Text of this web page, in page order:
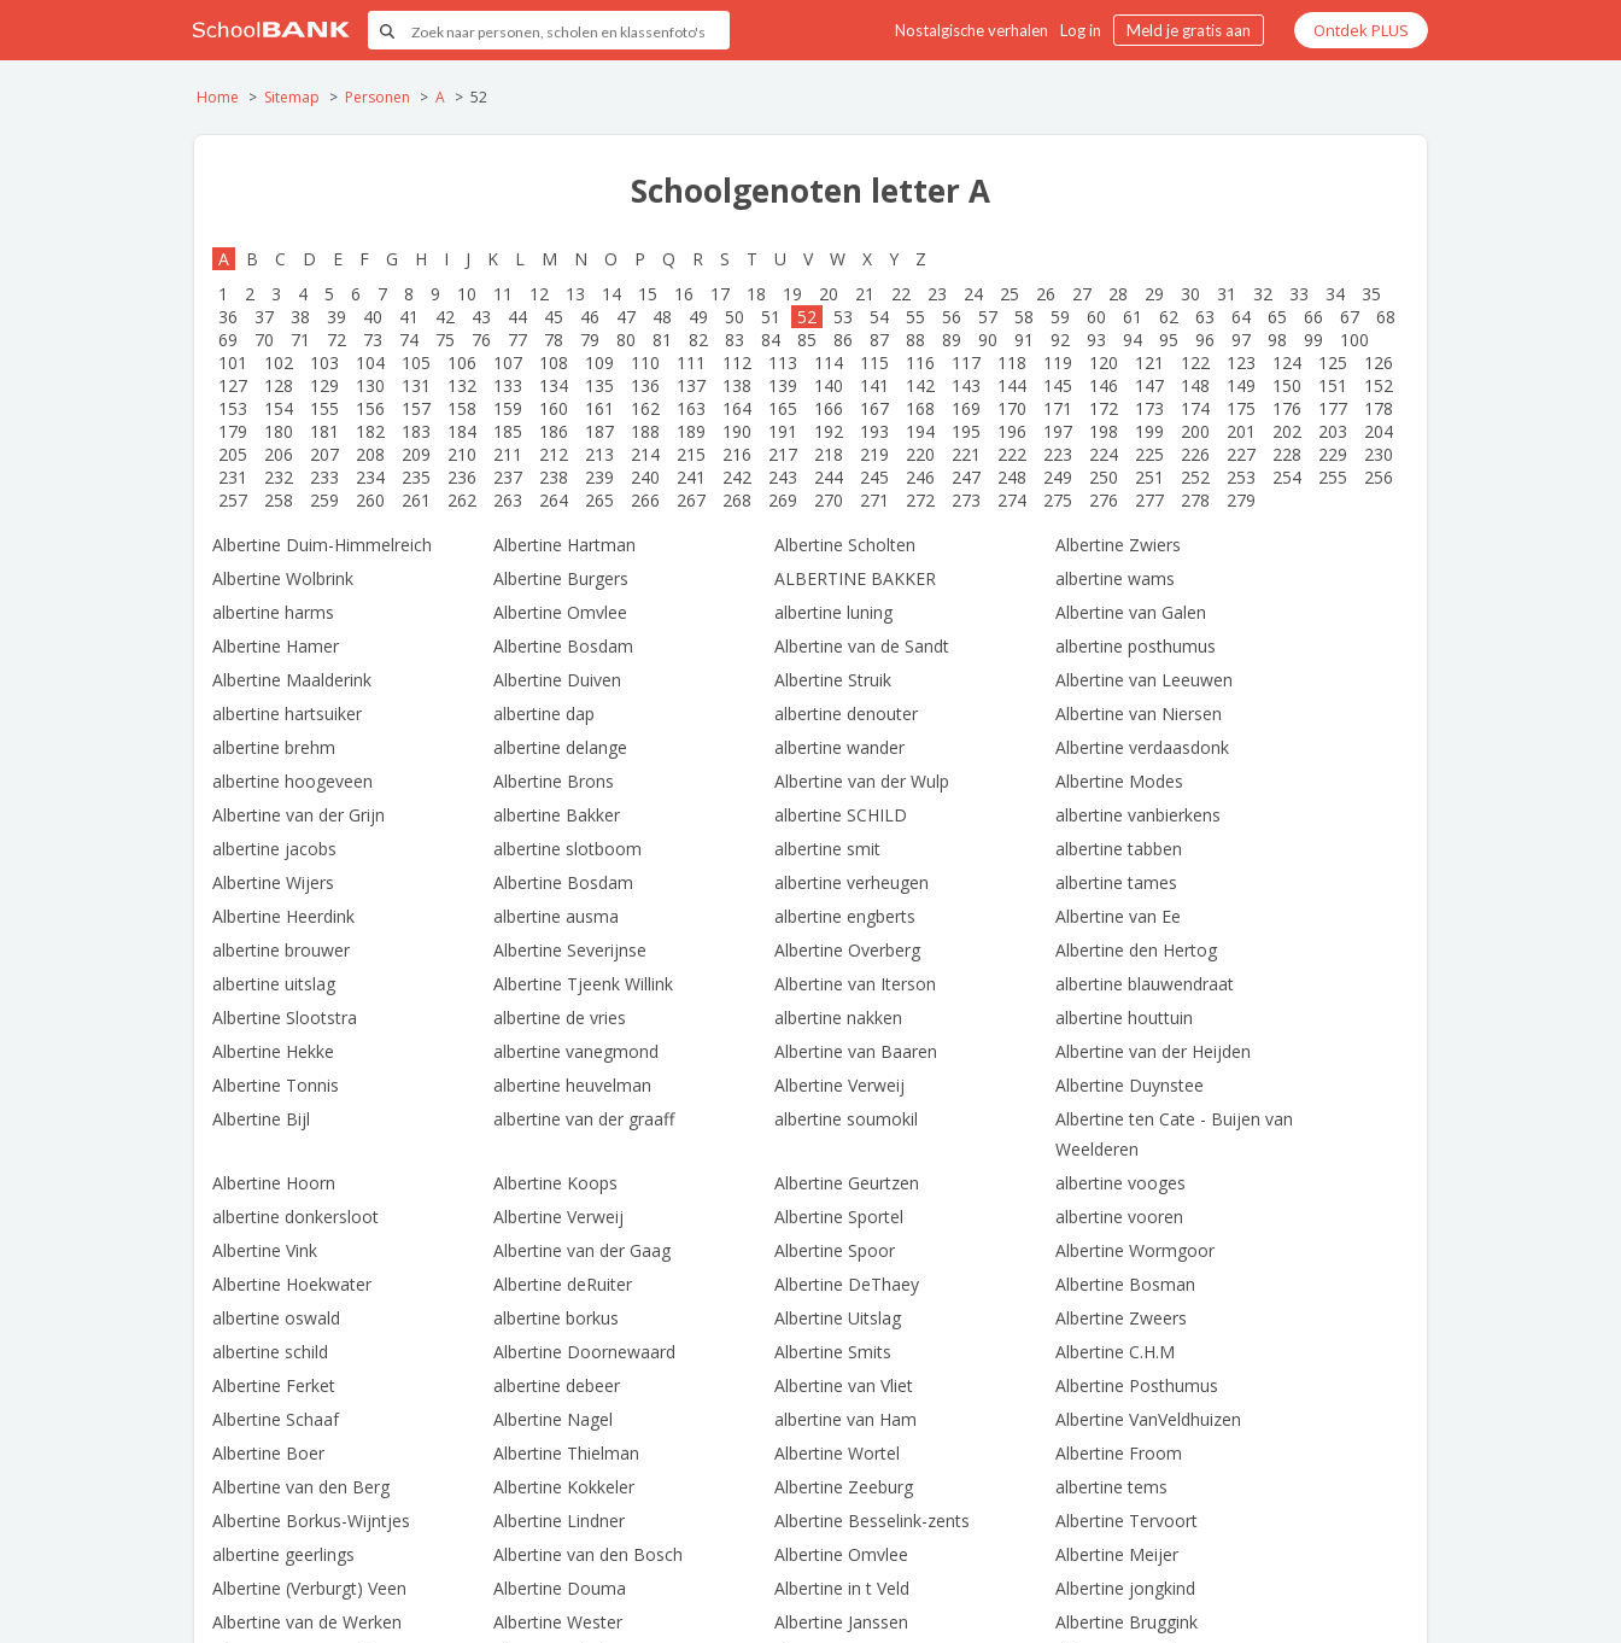
Nostalgische verhalen Log in Meld je gratis aan Ontdek PLUS
Home Sitemap Personen A 52
Schoolgenoten letter A
A B C D E F G H I J K L M N O P Q R S T U V W X Y
Z
1
2 3 4 5 6 7 8 9 10 11 12 13 14 15 16 17 18 19 20 21 22 23 24 25 26 27 28 29 30 31 32 33 34
35
36
37 38 39 40 41 42 43 44 45 46 47 48 49 50 51 52 53 54 55 56 57 58 59 60 61 62 63 64 65 66 67
68
69
70 71 72 73 74 75 76 77 78 79 80 81 82 83 84 85 86 87 88 89 90 91 92 93 94 95 96 97 98 99
100
101
102 103 104 105 106 107 108 109 110 111 112 113 114 115 116 117 118 119 120 121 122 123 124 125
126
127
128 129 130 131 132 133 134 135 136 137 138 139 140 141 142 143 144 145 146 147 148 149 150 151
152
153
154 155 156 157 158 159 160 161 162 163 164 165 166 167 168 169 170 171 172 173 174 175 176 177
178
179
180 181 182 183 184 185 186 187 188 189 190 191 192 193 194 195 196 197 198 199 200 201 202 203
204
205
206 207 208 209 210 211 212 213 214 215 216 217 218 219 220 221 222 223 224 225 226 227 228 229
230
231
232 233 234 235 236 237 238 239 240 241 242 243 244 245 246 247 248 249 250 251 252 253 254 255
256
257
258 259 260 261 262 263 264 265 266 267 268 269 270 271 272 273 274 275 276 277 278
279
Albertine Duim-Himmelreich
Albertine Hartman Albertine Scholten
Albertine Zwiers
Albertine Wolbrink
Albertine Burgers ALBERTINE BAKKER
albertine wams
albertine harms
Albertine Omvlee albertine luning
Albertine van Galen
Albertine Hamer
Albertine Bosdam Albertine van de Sandt
albertine posthumus
Albertine Maalderink
Albertine Duiven Albertine Struik
Albertine van Leeuwen
albertine hartsuiker
albertine dap albertine denouter
Albertine van Niersen
albertine brehm
albertine delange albertine wander
Albertine verdaasdonk
albertine hoogeveen
Albertine Brons Albertine van der Wulp
Albertine Modes
Albertine van der Grijn
albertine Bakker albertine SCHILD
albertine vanbierkens
albertine jacobs
albertine slotboom albertine smit
albertine tabben
Albertine Wijers
Albertine Bosdam albertine verheugen
albertine tames
Albertine Heerdink
albertine ausma albertine engberts
Albertine van Ee
albertine brouwer
Albertine Severijnse Albertine Overberg
Albertine den Hertog
albertine uitslag
Albertine Tjeenk Willink Albertine van Iterson
albertine blauwendraat
Albertine Slootstra
albertine de vries albertine nakken
albertine houttuin
Albertine Hekke
albertine vanegmond Albertine van Baaren
Albertine van der Heijden
Albertine Tonnis
albertine heuvelman Albertine Verweij
Albertine Duynstee
Albertine Bijl
albertine van der graaff albertine soumokil
Albertine ten Cate - Buijen van
Weelderen
Albertine Hoorn
Albertine Koops Albertine Geurtzen
albertine vooges
albertine donkersloot
Albertine Verweij Albertine Sportel
albertine vooren
Albertine Vink
Albertine van der Gaag Albertine Spoor
Albertine Wormgoor
Albertine Hoekwater
Albertine deRuiter Albertine DeThaey
Albertine Bosman
albertine oswald
albertine borkus Albertine Uitslag
Albertine Zweers
albertine schild
Albertine Doornewaard Albertine Smits
Albertine C.H.M
Albertine Ferket
albertine debeer Albertine van Vliet
Albertine Posthumus
Albertine Schaaf
Albertine Nagel albertine van Ham
Albertine VanVeldhuizen
Albertine Boer
Albertine Thielman Albertine Wortel
Albertine Froom
Albertine van den Berg
Albertine Kokkeler Albertine Zeeburg
albertine tems
Albertine Borkus-Wijntjes
Albertine Lindner Albertine Besselink-zents
Albertine Tervoort
albertine geerlings
Albertine van den Bosch Albertine Omvlee
Albertine Meijer
Albertine (Verburgt) Veen
Albertine Douma Albertine in t Veld
Albertine jongkind
Albertine van de Werken
Albertine Wester Albertine Janssen
Albertine Bruggink